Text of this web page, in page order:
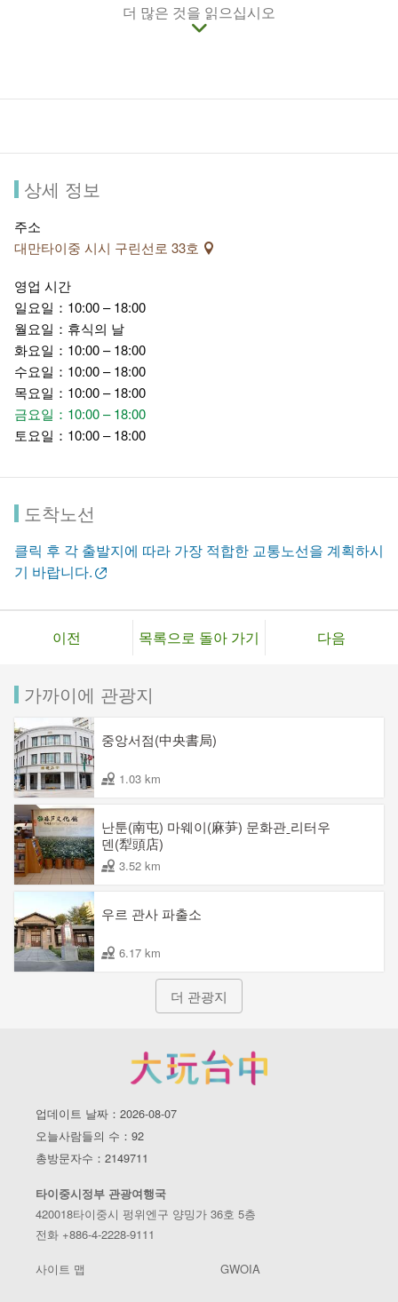
어 있고, 동시기의 비슷한 건축물인 무덕전과 비교해보면 비교
저거 소형의 무술설비라고 볼 수 있습니다. 건축형식은 일제시
와와 박공널로 장식되어있습니다.
의 다도회, 영화감상등 일련의 주제를 가진 강좌 및 다도, 칠현
금, 문학 등의 예술문화 수업도 열리고 있습니다. 그리고 양궁을
체험해 볼 수도 있습니다.
더 많은 것을 읽으십시오
상세 정보
주소
대만타이중 시시 구린선로 33호
영업 시간
일요일：10:00 – 18:00
월요일：휴식의 날
화요일：10:00 – 18:00
수요일：10:00 – 18:00
목요일：10:00 – 18:00
금요일：10:00 – 18:00
토요일：10:00 – 18:00
도착노선
클릭 후 각 출발지에 따라 가장 적합한 교통노선을 계획하시
기 바랍니다.
이전 목록으로 돌아 가기 다음
가까이에 관광지
중앙서점(中央書局)
1.03 km
난툰(南屯) 마웨이(麻芛) 문화관ˍ리터우
덴(犁頭店)
3.52 km
우르 관사 파출소
6.17 km
더 관광지
업데이트 날짜：2026-08-07
오늘사람들의 수：92
총방문자수：2149711
타이중시정부 관광여행국
420018타이중시 펑위엔구 양밍가 36호 5층
전화 +886-4-2228-9111
사이트 맵 GWOIA